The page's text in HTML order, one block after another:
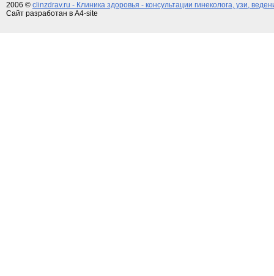
2006 © clinzdrav.ru - Клиника здоровья - консультации гинеколога, узи,
Сайт разработан в A4-site